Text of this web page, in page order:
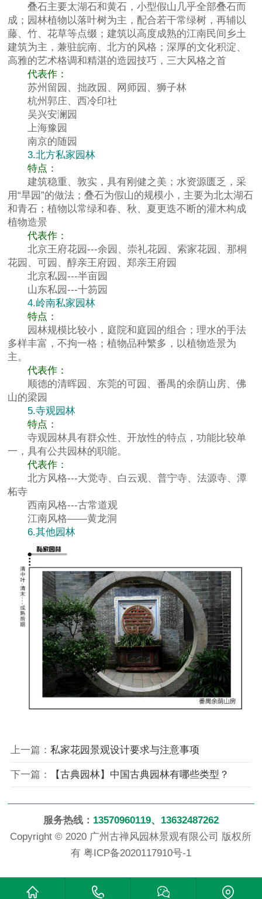
叠石主要太湖石和黄石，小型假山几乎全部叠石而
成；园林植物以落叶树为主，配合若干常绿树，再辅以
藤、竹、花草等点缀；建筑以高度成熟的江南民间乡土
建筑为主，兼驻皖南、北方的风格；深厚的文化积淀、
高雅的艺术格调和精湛的造园技巧，三大风格之首
代表作：
苏州留园、拙政园、网师园、狮子林
杭州郭庄、西冷印社
吴兴安澜园
上海豫园
南京的随园
3.北方私家园林
特点：
建筑稳重、敦实，具有刚健之美；水资源匮乏，采
用“旱园”的做法；叠石为假山的规模小，主要为北太湖石
和青石；植物以常绿和春、秋、夏更迭不断的灌木构成
植物造景
代表作：
北京王府花园---余园、崇礼花园、索家花园、那桐
花园、可园、醇亲王府园、郑亲王府园
北京私园---半亩园
山东私园---十笏园
4.岭南私家园林
特点：
园林规模比较小，庭院和庭园的组合；理水的手法
多样丰富，不拘一格；植物品种繁多，以植物造景为
主。
代表作：
顺德的清晖园、东莞的可园、番禺的余荫山房、佛
山的梁园
5.寺观园林
特点：
寺观园林具有群众性、开放性的特点，功能比较单
一，具有公共园林的职能。
代表作：
北方风格---大觉寺、白云观、普宁寺、法源寺、潭
柘寺
西南风格---古常道观
江南风格——黄龙洞
6.其他园林
上一篇： 私家花园景观设计要求与注意事项
下一篇： 【古典园林】中国古典园林有哪些类型？
服务热线： 13570960119、13632487262
Copyright © 2020 广州古禅风园林景观有限公司 版权所
有 粤ICP备2020117910号-1